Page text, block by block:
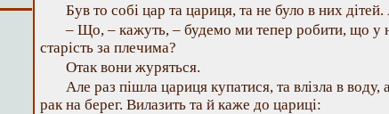
Був то собі цар та цариця, та не було в них
– Що, – кажуть, – будемо ми тепер робити, що у
старість за плечима?
Отак вони журяться.
Але раз пішла цариця купатися, та влізла в воду,
рак на берег. Вилазить та й каже до цариці: